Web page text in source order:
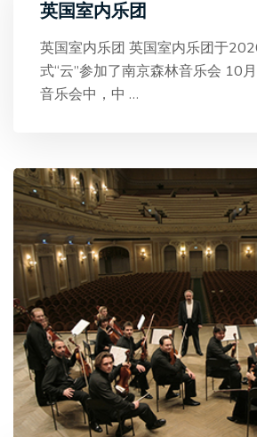
英国室内乐团
英国室内乐团 英国室内乐团于
式“云”参加了南京森林音乐会 10
音乐会中，中 …